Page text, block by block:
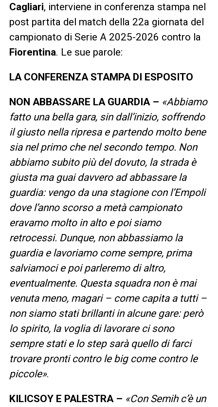
Cagliari, interviene in conferenza stampa nel
post partita del match della 22a giornata del
campionato di Serie A 2025-2026 contro la
Fiorentina. Le sue parole:
LA CONFERENZA STAMPA DI ESPOSITO
NON ABBASSARE LA GUARDIA – «Abbiamo
fatto una bella gara, sin dall’inizio, soffrendo
il giusto nella ripresa e partendo molto bene
sia nel primo che nel secondo tempo. Non
abbiamo subito più del dovuto, la strada è
giusta ma guai davvero ad abbassare la
guardia: vengo da una stagione con l’Empoli
dove l’anno scorso a metà campionato
eravamo molto in alto e poi siamo
retrocessi. Dunque, non abbassiamo la
guardia e lavoriamo come sempre, prima
salviamoci e poi parleremo di altro,
eventualmente. Questa squadra non è mai
venuta meno, magari – come capita a tutti –
non siamo stati brillanti in alcune gare: però
lo spirito, la voglia di lavorare ci sono
sempre stati e lo step sarà quello di farci
trovare pronti contro le big come contro le
piccole».
KILICSOY E PALESTRA – «Con Semih c’è un